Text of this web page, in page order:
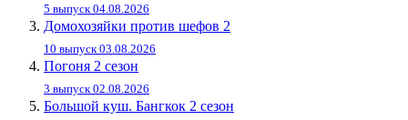
5 выпуск 04.08.2026
Домохозяйки против шефов 2
10 выпуск 03.08.2026
Погоня 2 сезон
3 выпуск 02.08.2026
Большой куш. Бангкок 2 сезон